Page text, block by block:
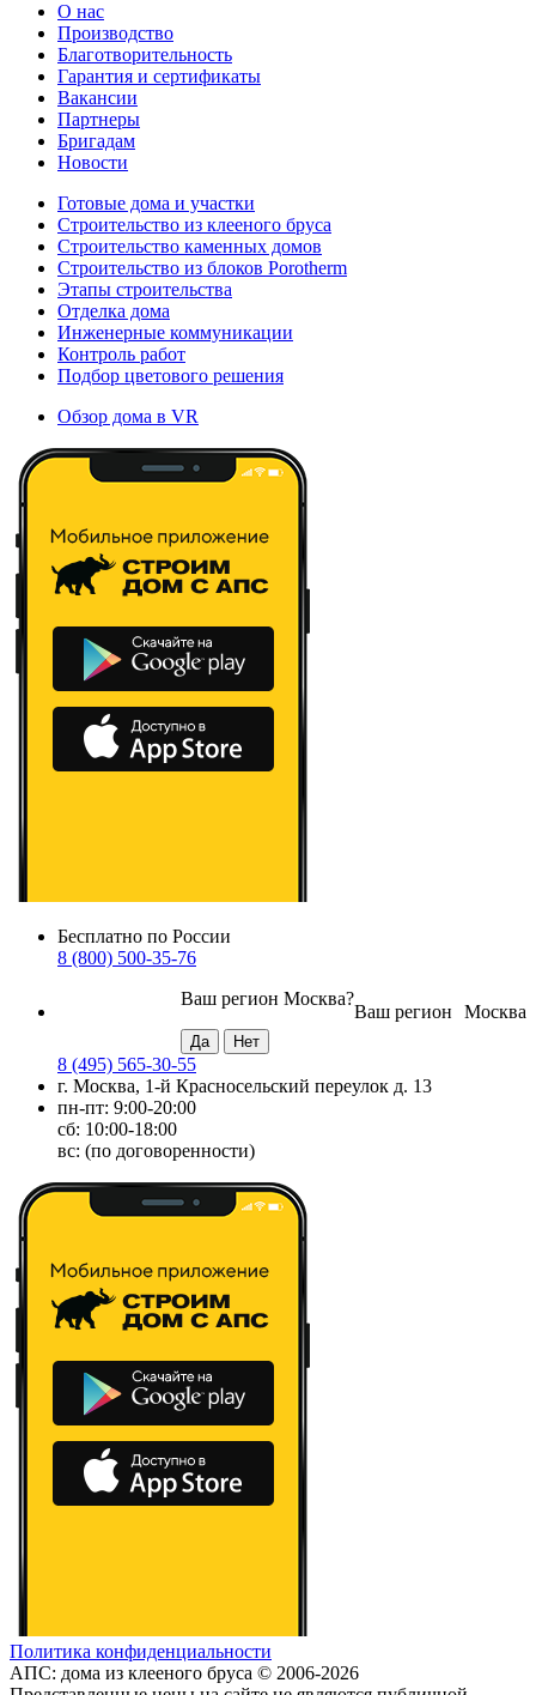
О нас
Производство
Благотворительность
Гарантия и сертификаты
Вакансии
Партнеры
Бригадам
Новости
Готовые дома и участки
Строительство из клееного бруса
Строительство каменных домов
Строительство из блоков Porotherm
Этапы строительства
Отделка дома
Инженерные коммуникации
Контроль работ
Подбор цветового решения
Обзор дома в VR
Бесплатно по России
8 (800) 500-35-76
Москва
Ваш регион
Ваш регион Москва?
8 (495) 565-30-55
г. Москва, 1-й Красносельский переулок д. 13
пн-пт: 9:00-20:00
сб: 10:00-18:00
вс: (по договоренности)
Политика конфиденциальности
АПС: дома из клееного бруса © 2006-2026